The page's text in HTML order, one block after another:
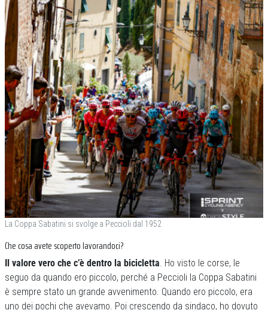
La Coppa Sabatini si svolge a Peccioli dal 1952
Che cosa avete scoperto lavorandoci?
Il valore vero che c’è dentro la bicicletta. Ho visto le corse, le
seguo da quando ero piccolo, perché a Peccioli la Coppa Sabatini
è sempre stato un grande avvenimento. Quando ero piccolo, era
uno dei pochi che avevamo. Poi crescendo da sindaco, ho dovuto